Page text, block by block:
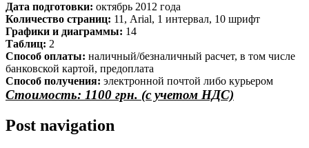
Дата подготовки: октябрь 2012 года
Количество страниц: 11, Arial, 1 интервал, 10 шрифт
Графики и диаграммы: 14
Таблиц: 2
Способ оплаты: наличный/безналичный расчет, в том числе
банковской картой, предоплата
Способ получения: электронной почтой либо курьером
Стоимость: 1100 грн. (с учетом НДС)
Post navigation